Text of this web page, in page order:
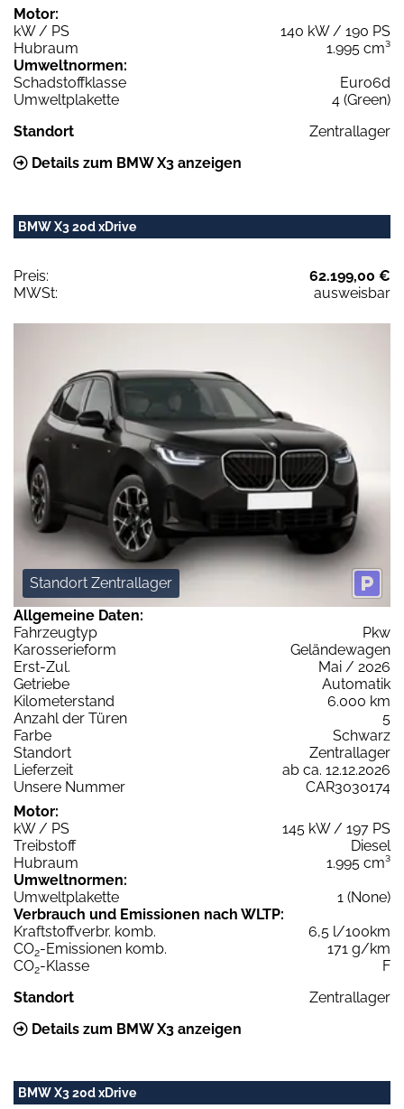
Motor:
kW / PS
140 kW / 190 PS
Hubraum
1.995 cm³
Umweltnormen:
Schadstoffklasse
Euro6d
Umweltplakette
4 (Green)
Standort
Zentrallager
Details zum BMW X3 anzeigen
BMW X3 20d xDrive
Preis:
62.199,00 €
MWSt:
ausweisbar
Standort Zentrallager
Allgemeine Daten:
Fahrzeugtyp
Pkw
Karosserieform
Geländewagen
Erst-Zul.
Mai / 2026
Getriebe
Automatik
Kilometerstand
6.000 km
Anzahl der Türen
5
Farbe
Schwarz
Standort
Zentrallager
Lieferzeit
ab ca. 12.12.2026
Unsere Nummer
CAR3030174
Motor:
kW / PS
145 kW / 197 PS
Treibstoff
Diesel
Hubraum
1.995 cm³
Umweltnormen:
Umweltplakette
1 (None)
Verbrauch und Emissionen nach WLTP:
Kraftstoffverbr. komb.
6,5 l/100km
CO2-Emissionen komb.
171 g/km
CO2-Klasse
F
Standort
Zentrallager
Details zum BMW X3 anzeigen
BMW X3 20d xDrive